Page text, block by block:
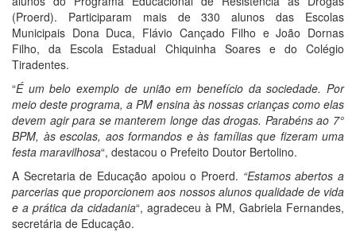
(Proerd). Participaram mais de 330 alunos das Escolas
Municipais Dona Duca, Flávio Cançado Filho e João Dornas
Filho, da Escola Estadual Chiquinha Soares e do Colégio
Tiradentes.
“É um belo exemplo de união em benefício da sociedade. Por
meio deste programa, a PM ensina às nossas crianças como elas
devem agir para se manterem longe das drogas. Parabéns ao 7°
BPM, às escolas, aos formandos e às famílias que fizeram uma
festa maravilhosa“, destacou o Prefeito Doutor Bertolino.
A Secretaria de Educação apoiou o Proerd. “Estamos abertos a
parcerias que proporcionem aos nossos alunos qualidade de vida
e a prática da cidadania“, agradeceu à PM, Gabriela Fernandes,
secretária de Educação.